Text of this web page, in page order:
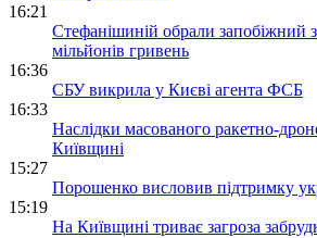
16:21
Стефанішиній обрали запобіжний
мільйонів гривень
16:36
СБУ викрила у Києві агента ФСБ
16:33
Наслідки масованого ракетно-
Київщині
15:27
Порошенко висловив підтримку
15:19
На Київщині триває загроза